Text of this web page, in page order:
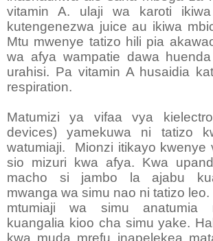
vitamin A. ulaji wa karoti
kutengenezwa juice au ikiwa
Mtu mwenye tatizo hili pia
wa afya wampatie dawa
urahisi. Pa vitamin A husaidia
respiration.
Matumizi ya vifaa vya
devices) yamekuwa ni tatizo
watumiaji. Mionzi itikayo kwenye
sio mizuri kwa afya. Kwa
macho si jambo la ajabu
mwanga wa simu nao ni tatizo
mtumiaji wa simu anatumia
kuangalia kioo cha simu yake.